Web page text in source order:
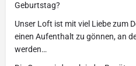
Geburtstag?
Unser Loft ist mit viel Liebe zum
einen Aufenthalt zu gönnen, an
werden…